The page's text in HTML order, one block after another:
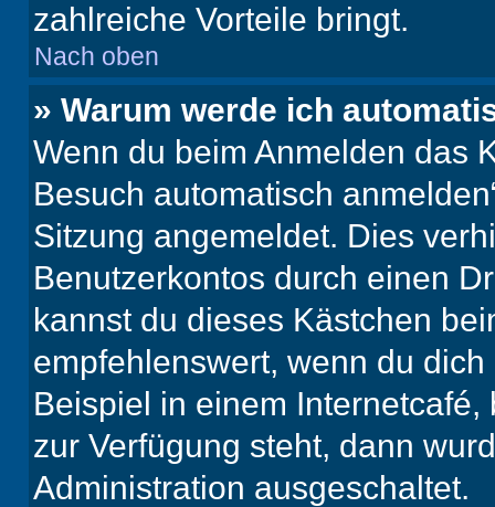
zahlreiche Vorteile bringt.
Nach oben
» Warum werde ich
Wenn du beim Anmelden das
Besuch automatisch
Sitzung angemeldet. Dies
Benutzerkontos durch einen
kannst du dieses Kästchen
empfehlenswert, wenn du
Beispiel in einem
zur Verfügung steht, dann
Administration ausgeschaltet.